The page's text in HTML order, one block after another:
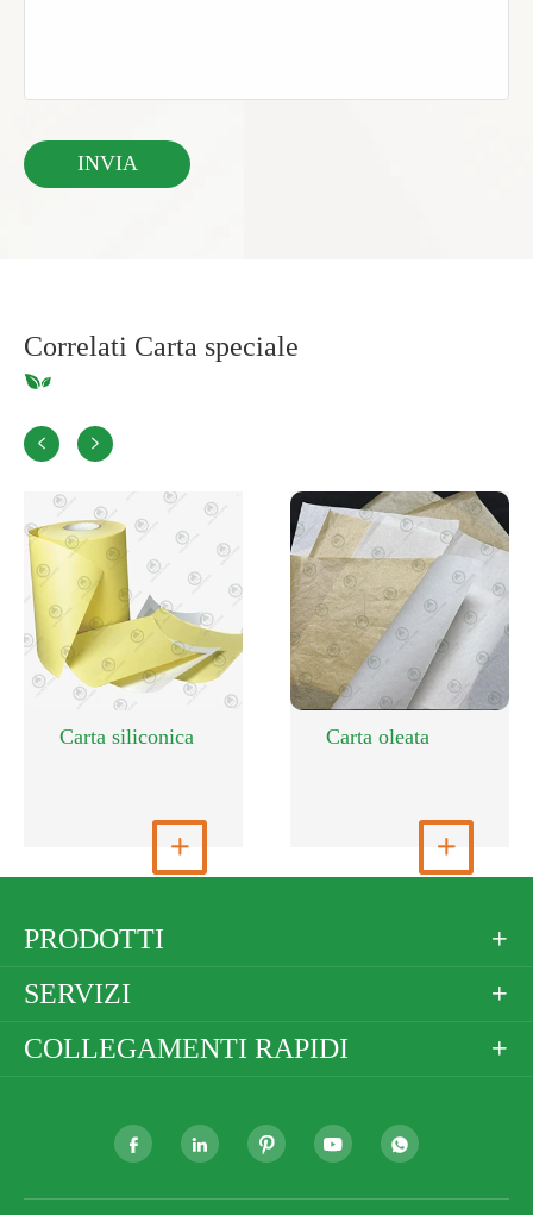
Correlati Carta speciale
 
Carta siliconica
Visualizza altro

Carta oleata
Visualizza altro

PRODOTTI 
SERVIZI 
COLLEGAMENTI RAPIDI 
    